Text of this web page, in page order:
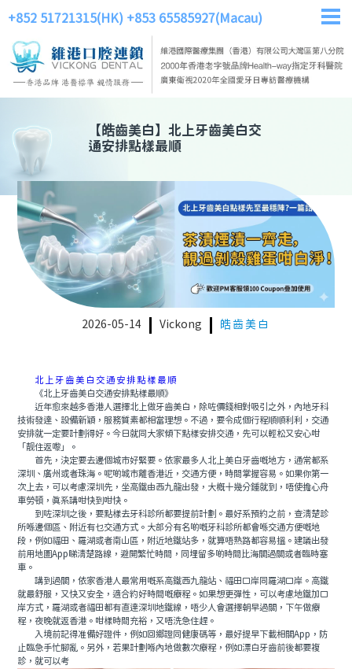
+852 51721315(HK) +853 65585927(Macau)
【皓齒美白】 北上牙齒美白交
通安排點樣最順
2026-05-14 Vickong 皓齒美白
北上牙齒美白交通安排點樣最順
《北上牙齒美白交通安排點樣最順》
近年愈來越多香港人選擇北上做牙齒美白，除咗價錢相對吸引之外，內地牙科
技術發達、設備新穎，服務質素都相當理想。不過，要令成個行程順順利利，交通
安排就一定要計劃得好。今日就同大家傾下點樣安排交通，先可以輕松又安心咁
「靓住返嚟」。
首先，決定要去邊個城市好緊要。依家最多人北上美白牙齒嘅地方，通常都系
深圳、廣州或者珠海。呢啲城市離香港近，交通方便，時間掌握容易。如果你第一
次上去，可以考慮深圳先，坐高鐵由西九龍出發，大概十幾分鍾就到，唔使擔心舟
車勞頓，真系講咁快到咁快。
到咗深圳之後，要點樣去牙科診所都要提前計劃。最好系預約之前，查清楚診
所喺邊個區、附近有乜交通方式。大部分有名啲嘅牙科診所都會喺交通方便嘅地
段，例如福田、羅湖或者南山區，附近地鐵站多，就算唔熟路都容易搵。建議出發
前用地圖App睇清楚路線，避開繁忙時間，同埋留多啲時間比海關過關或者臨時塞
車。
講到過關，依家香港人最常用嘅系高鐵西九龍站、福田口岸同羅湖口岸。高鐵
就最舒服，又快又安全，適合約好時間嘅療程。如果想更彈性，可以考慮地鐵加口
岸方式，羅湖或者福田都有直達深圳地鐵線，唔少人會選擇朝早過關，下午做療
程，夜晚就返香港。咁樣時間充裕，又唔洗急住趕。
入境前記得准備好證件，例如回鄉證同健康碼等，最好提早下載相關App，防
止臨急手忙腳亂。另外，若果計劃喺內地做數次療程，例如漂白牙齒前後都要複
診，就可以考